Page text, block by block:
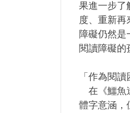
果進一步了
度、重新再
障礙仍然是
閱讀障礙的
「作為閱
在《鱷魚
體字意涵，